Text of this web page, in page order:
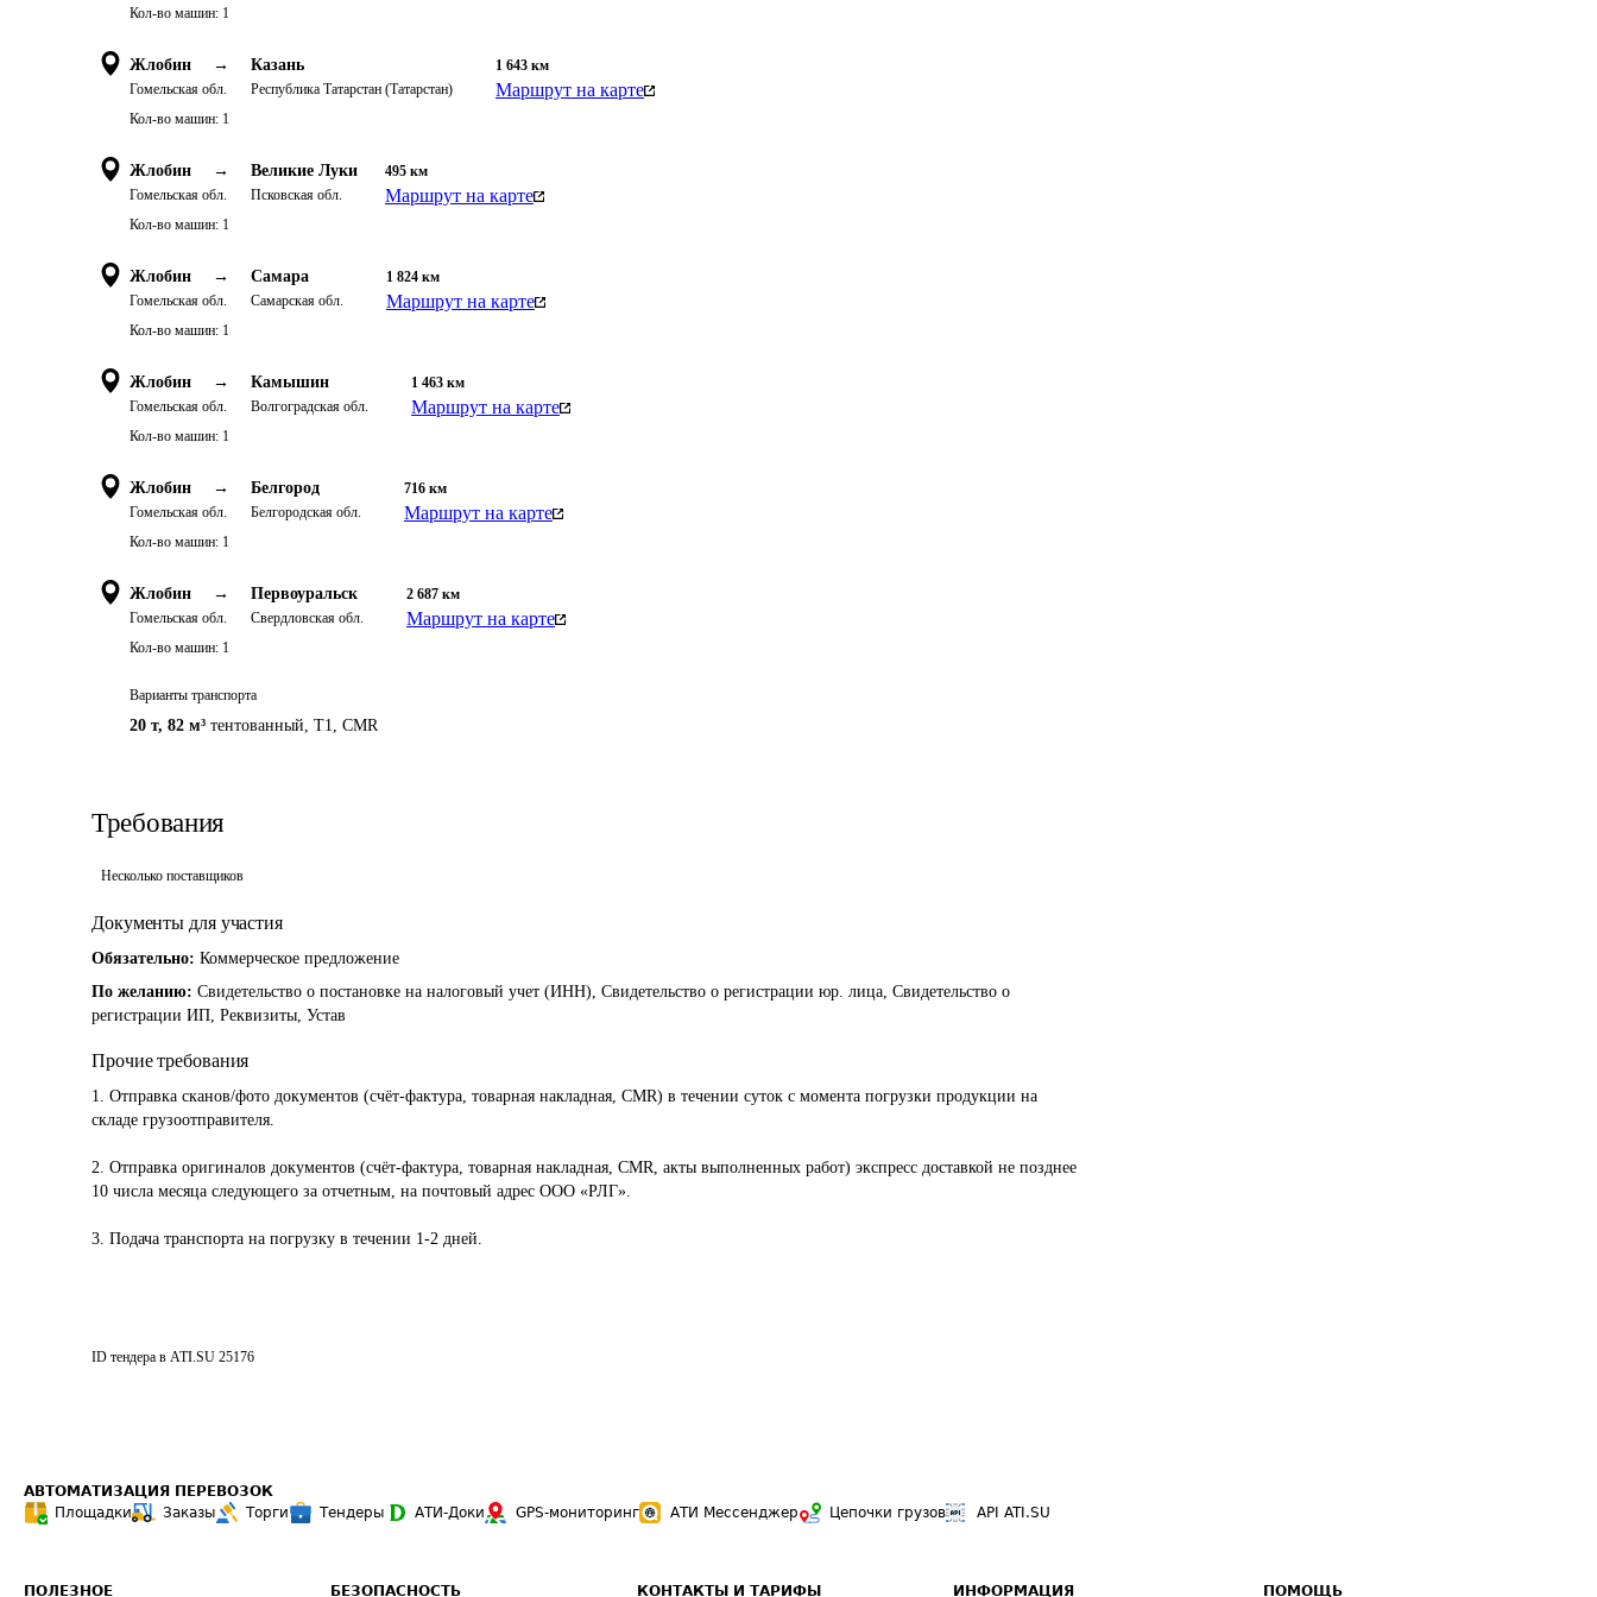
Кол-во машин: 1
Жлобин →
Гомельская обл.
Казань
Республика Татарстан (Татарстан)
1 643 км
Маршрут на карте
Кол-во машин: 1
Жлобин →
Гомельская обл.
Великие Луки
Псковская обл.
495 км
Маршрут на карте
Кол-во машин: 1
Жлобин →
Гомельская обл.
Самара
Самарская обл.
1 824 км
Маршрут на карте
Кол-во машин: 1
Жлобин →
Гомельская обл.
Камышин
Волгоградская обл.
1 463 км
Маршрут на карте
Кол-во машин: 1
Жлобин →
Гомельская обл.
Белгород
Белгородская обл.
716 км
Маршрут на карте
Кол-во машин: 1
Жлобин →
Гомельская обл.
Первоуральск
Свердловская обл.
2 687 км
Маршрут на карте
Кол-во машин: 1
Варианты транспорта
20 т, 82 м³ тентованный, T1, CMR
Требования
Несколько поставщиков
Документы для участия
Обязательно: Коммерческое предложение
По желанию: Свидетельство о постановке на налоговый учет (ИНН), Свидетельство о регистрации юр. лица, Свидетельство о
регистрации ИП, Реквизиты, Устав
Прочие требования
1. Отправка сканов/фото документов (счёт-фактура, товарная накладная, CMR) в течении суток с момента погрузки продукции на
складе грузоотправителя.
2. Отправка оригиналов документов (счёт-фактура, товарная накладная, CMR, акты выполненных работ) экспресс доставкой не позднее
10 числа месяца следующего за отчетным, на почтовый адрес ООО «РЛГ».
3. Подача транспорта на погрузку в течении 1-2 дней.
ID тендера в ATI.SU 25176
АВТОМАТИЗАЦИЯ ПЕРЕВОЗОК
Площадки
Заказы Торги Тендеры АТИ-Доки GPS-мониторинг АТИ Мессенджер Цепочки грузов API ATI.SU
ПОЛЕЗНОЕ БЕЗОПАСНОСТЬ КОНТАКТЫ И ТАРИФЫ ИНФОРМАЦИЯ ПОМОЩЬ